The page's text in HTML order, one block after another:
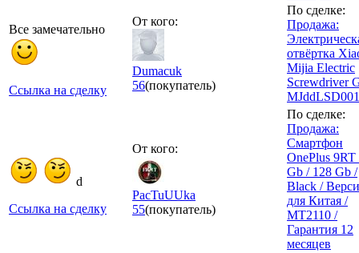
Все замечательно
Ссылка на сделку
От кого:
Dumacuk
56(покупатель)
По сделке:
Продажа:
отвёртка
Mijia Electric
Screwdriver
d
Ссылка на сделку
От кого:
PacTuUUka
55(покупатель)
По сделке:
Продажа:
Смартфон
OnePlus 9RT
Gb / 128 Gb /
Black /
для Китая /
MT2110 /
Гарантия 12
месяцев